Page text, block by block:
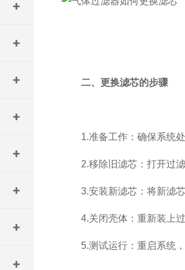
二、更换滤芯的步骤
1.准备工作：确保系统处
2.移除旧滤芯：打开过滤
3.安装新滤芯：将新滤芯
4.关闭壳体：重新装上过
5.测试运行：重启系统，